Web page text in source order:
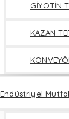
GİYOTİN
KAZAN
Endüstriyel